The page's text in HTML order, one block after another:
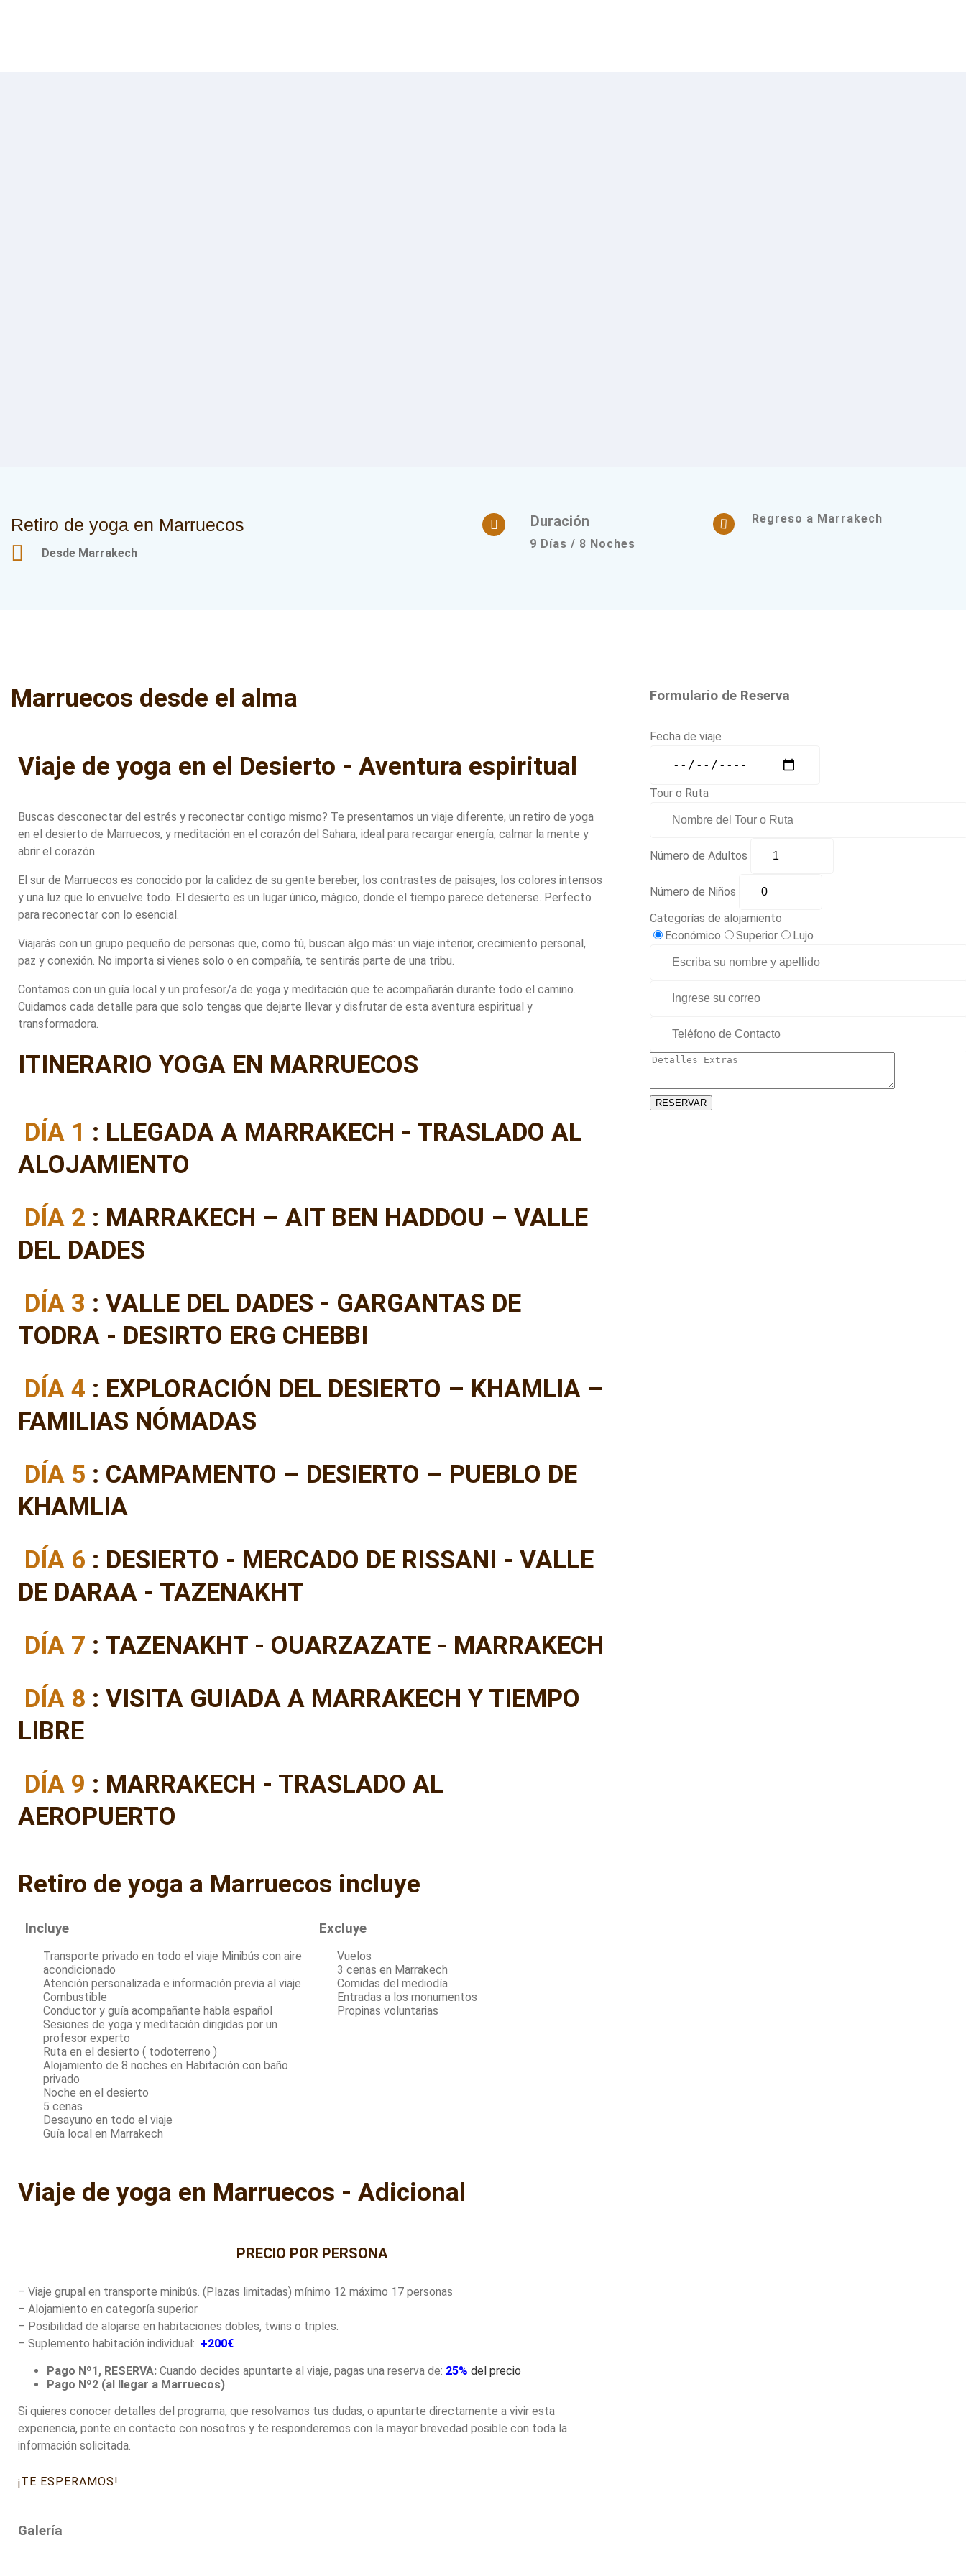
Retiro de yoga en Marruecos
Desde Marrakech
Duración
9 Días / 8 Noches
Regreso a Marrakech
Marruecos desde el alma
Viaje de yoga en el Desierto - Aventura espiritual
Buscas desconectar del estrés y reconectar contigo mismo? Te presentamos un viaje diferente, un retiro de yoga
en el desierto de Marruecos, y meditación en el corazón del Sahara, ideal para recargar energía, calmar la mente y
abrir el corazón.
El sur de Marruecos es conocido por la calidez de su gente bereber, los contrastes de paisajes, los colores intensos
y una luz que lo envuelve todo. El desierto es un lugar único, mágico, donde el tiempo parece detenerse. Perfecto
para reconectar con lo esencial.
Viajarás con un grupo pequeño de personas que, como tú, buscan algo más: un viaje interior, crecimiento personal,
paz y conexión. No importa si vienes solo o en compañía, te sentirás parte de una tribu.
Contamos con un guía local y un profesor/a de yoga y meditación que te acompañarán durante todo el camino.
Cuidamos cada detalle para que solo tengas que dejarte llevar y disfrutar de esta aventura espiritual y
transformadora.
ITINERARIO YOGA EN MARRUECOS
DÍA 1 : LLEGADA A MARRAKECH - TRASLADO AL
ALOJAMIENTO
DÍA 2 : MARRAKECH – AIT BEN HADDOU – VALLE
DEL DADES
DÍA 3 : VALLE DEL DADES - GARGANTAS DE
TODRA - DESIRTO ERG CHEBBI
DÍA 4 : EXPLORACIÓN DEL DESIERTO – KHAMLIA –
FAMILIAS NÓMADAS
DÍA 5 : CAMPAMENTO – DESIERTO – PUEBLO DE
KHAMLIA
DÍA 6 : DESIERTO - MERCADO DE RISSANI - VALLE
DE DARAA - TAZENAKHT
DÍA 7 : TAZENAKHT - OUARZAZATE - MARRAKECH
DÍA 8 : VISITA GUIADA A MARRAKECH Y TIEMPO
LIBRE
DÍA 9 : MARRAKECH - TRASLADO AL
AEROPUERTO
Retiro de yoga a Marruecos incluye
Incluye
Transporte privado en todo el viaje Minibús con aire
acondicionado
Atención personalizada e información previa al viaje
Combustible
Conductor y guía acompañante habla español
Sesiones de yoga y meditación dirigidas por un
profesor experto
Ruta en el desierto ( todoterreno )
Alojamiento de 8 noches en Habitación con baño
privado
Noche en el desierto
5 cenas
Desayuno en todo el viaje
Guía local en Marrakech
Excluye
Vuelos
3 cenas en Marrakech
Comidas del mediodía
Entradas a los monumentos
Propinas voluntarias
Viaje de yoga en Marruecos - Adicional
PRECIO POR PERSONA
– Viaje grupal en transporte minibús. (Plazas limitadas) mínimo 12 máximo 17 personas
– Alojamiento en categoría superior
– Posibilidad de alojarse en habitaciones dobles, twins o triples.
– Suplemento habitación individual: +200€
Pago Nº1, RESERVA: Cuando decides apuntarte al viaje, pagas una reserva de: 25% del precio
Pago Nº2 (al llegar a Marruecos)
Si quieres conocer detalles del programa, que resolvamos tus dudas, o apuntarte directamente a vivir esta
experiencia, ponte en contacto con nosotros y te responderemos con la mayor brevedad posible con toda la
información solicitada.
¡TE ESPERAMOS!
Galería
Formulario de Reserva
Fecha de viaje
Tour o Ruta
Número de Adultos
Número de Niños
Categorías de alojamiento
Económico
Superior Lujo